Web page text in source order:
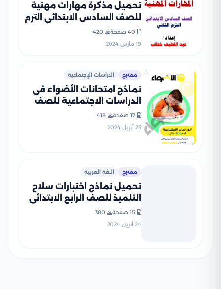
تحميل مذكرة مهارات مهنية
للصف السادس الابتدائي الترم
الثاني 2024
40 صفحة
420
19 مارس 2024
مقترح الدراسات الإجتماعية
نماذج امتحانات الأضواء في
الدراسات الاجتماعية للصف
الرابع الابتدائي الترم الثاني
2024 بصيغة PDF
17 صفحة
418
23 أبريل 2024
مقترح اللغة العربية
تحميل نماذج اختبارات سلاح
التلميذ للصف الرابع الابتدائي
في اللغة العربية مع إجاباتها
النموذجية
15 صفحة
380
24 أبريل 2024